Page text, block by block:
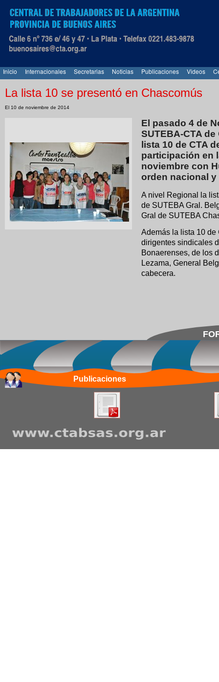
Inicio Internacionales Secretarias Noticias Publicaciones Videos
La lista 10 se presentó en Chascomús
El 10 de noviembre de 2014
El pasado 4 de
SUTEBA-CTA
lista 10 de CTA
participación en
noviembre con
orden nacional
A nivel Regional la
de SUTEBA Gral.
Gral de SUTEBA
Además la lista 10 de
dirigentes sindicales
Bonaerenses, de los
Lezama, General
cabecera.
Publicaciones